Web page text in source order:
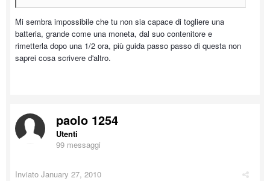
Mi sembra impossibile che tu non sia capace di togliere una
batteria, grande come una moneta, dal suo contenitore e
rimetterla dopo una 1/2 ora, più guida passo passo di questa non
saprei cosa scrivere d'altro.
paolo 1254
Utenti
99 messaggi
Inviato January 27, 2010